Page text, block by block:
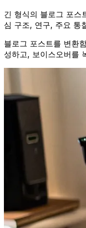
긴 형식의 블로그 포스
심 구조, 연구, 주요 통
블로그 포스트를 변환
성하고, 보이스오버를